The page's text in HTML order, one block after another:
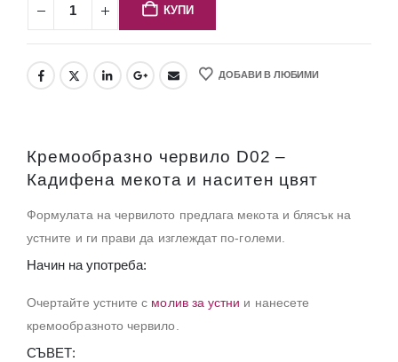
КУПИ
ДОБАВИ В ЛЮБИМИ
Кремообразно червило D02 –
Кадифена мекота и наситен цвят
Формулата на червилото предлага мекота и блясък на
устните и ги прави да изглеждат по-големи.
Начин на употреба:
Очертайте устните с молив за устни и нанесете
кремообразното червило.
СЪВЕТ: